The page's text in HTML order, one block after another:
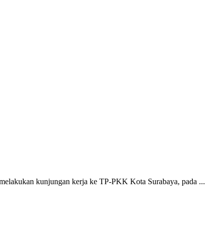
kunjungan kerja ke TP-PKK Kota Surabaya, pada ...